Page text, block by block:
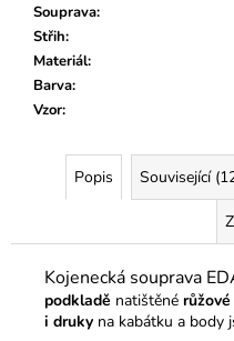
Souprava:
Střih:
Materiál:
Barva:
Vzor:
Popis Související
Kojenecká souprava
podkladě natištěné
i druky na kabátku a body